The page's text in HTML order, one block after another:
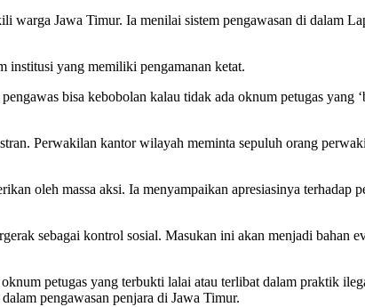
Jawa Timur. Ia menilai sistem pengawasan di dalam
institusi yang memiliki pengamanan ketat.
bisa kebobolan kalau tidak ada oknum petugas yang
Perwakilan kantor wilayah meminta sepuluh orang
oleh massa aksi. Ia menyampaikan apresiasinya terhadap
sebagai kontrol sosial. Masukan ini akan menjadi bahan
petugas yang terbukti lalai atau terlibat dalam praktik
pengawasan penjara di Jawa Timur.